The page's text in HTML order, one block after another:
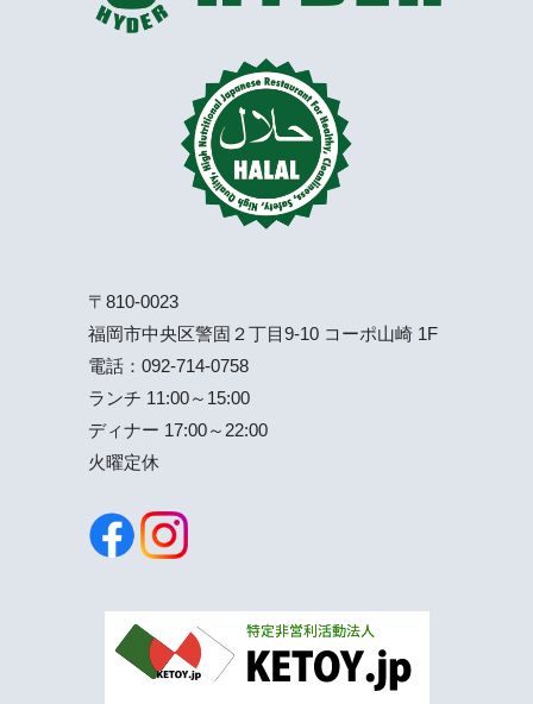
〒810-0023
福岡市中央区警固２丁目9-10 コーポ山崎 1F
電話： 092-714-0758
ランチ 11:00～15:00
ディナー 17:00～22:00
火曜定休